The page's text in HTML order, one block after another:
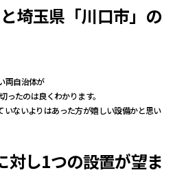
埼玉県「川口市」の
両自治体が
ったのは良くわかります。
いないよりはあった方が嬉しい設備かと思い
対し1つの設置が望ま